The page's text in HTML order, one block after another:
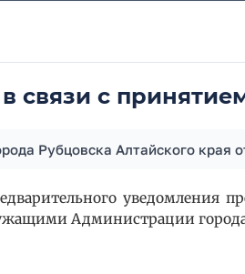
связи с
Рубцовска Алтайского края
уведомления
Администрации города